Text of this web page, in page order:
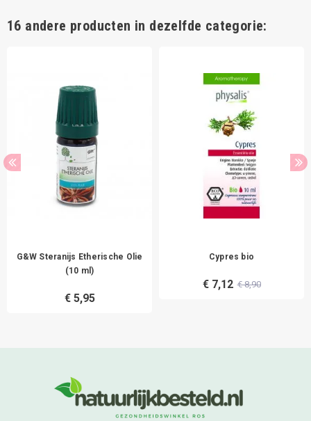
16 andere producten in dezelfde categorie:
G&W Steranijs Etherische Olie
(10 ml)
€ 5,95
Cypres bio
€ 7,12 € 8,90